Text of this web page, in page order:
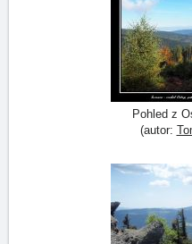
Pohled z
(autor: